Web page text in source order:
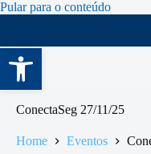
Abrir a barra
Pular para o conteúdo
ConectaSeg 27/11/25
Home Eventos